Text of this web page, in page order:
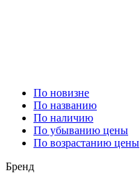
По новизне
По названию
По наличию
По убыванию цены
По возрастанию цены
Бренд